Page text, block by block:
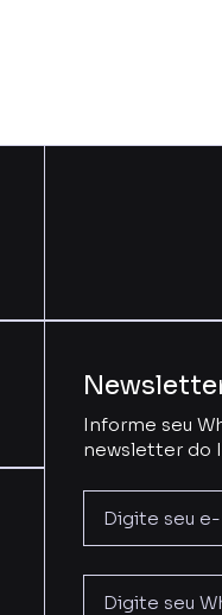
Informe seu
newsletter do